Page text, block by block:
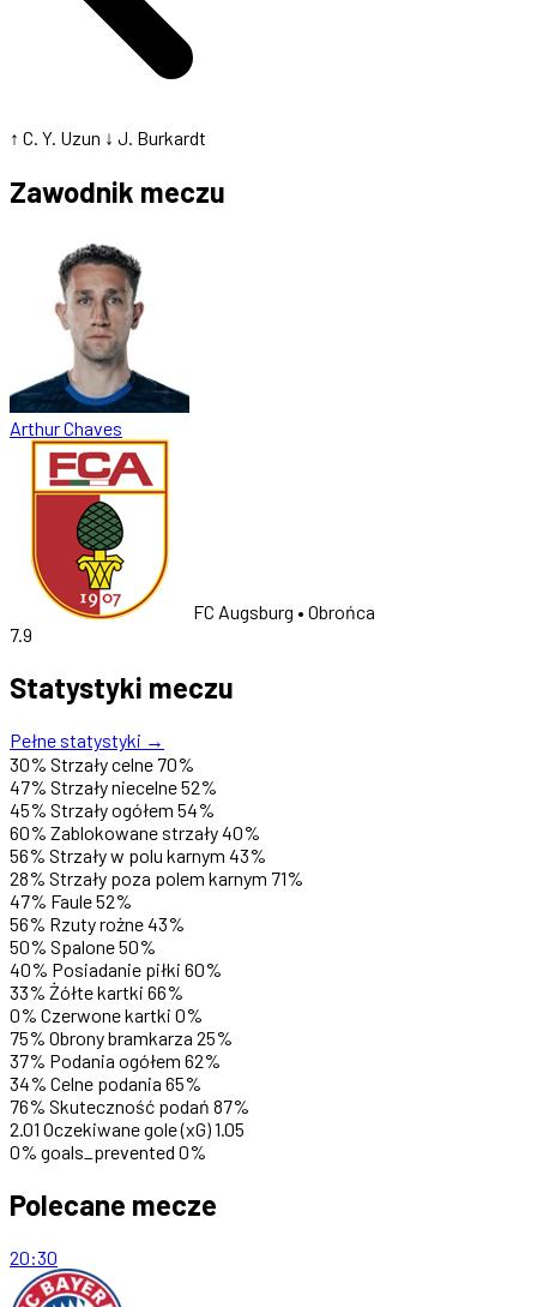
↑ C. Y. Uzun ↓ J. Burkardt
Zawodnik meczu
Arthur Chaves
FC Augsburg • Obrońca
7.9
Statystyki meczu
Pełne statystyki →
30% Strzały celne 70%
47% Strzały niecelne52%
45% Strzały ogółem 54%
60% Zablokowane strzały40%
56% Strzały w polu karnym 43%
28% Strzały poza polem karnym 71%
47% Faule52%
56% Rzuty rożne43%
50% Spalone50%
40% Posiadanie piłki 60%
33% Żółte kartki 66%
0% Czerwone kartki 0%
75% Obrony bramkarza 25%
37% Podania ogółem 62%
34% Celne podania 65%
76% Skuteczność podań 87%
2.01 Oczekiwane gole (xG)1.05
0% goals_prevented 0%
Polecane mecze
20:30